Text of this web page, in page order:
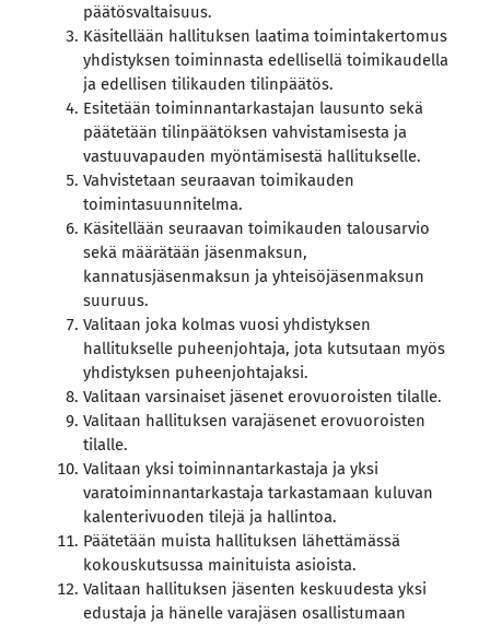
päätösvaltaisuus.
Käsitellään hallituksen laatima toimintakertomus
yhdistyksen toiminnasta edellisellä toimikaudella
ja edellisen tilikauden tilinpäätös.
Esitetään toiminnantarkastajan lausunto sekä
päätetään tilinpäätöksen vahvistamisesta ja
vastuuvapauden myöntämisestä hallitukselle.
Vahvistetaan seuraavan toimikauden
toimintasuunnitelma.
Käsitellään seuraavan toimikauden talousarvio
sekä määrätään jäsenmaksun,
kannatusjäsenmaksun ja yhteisöjäsenmaksun
suuruus.
Valitaan joka kolmas vuosi yhdistyksen
hallitukselle puheenjohtaja, jota kutsutaan myös
yhdistyksen puheenjohtajaksi.
Valitaan varsinaiset jäsenet erovuoroisten tilalle.
Valitaan hallituksen varajäsenet erovuoroisten
tilalle.
Valitaan yksi toiminnantarkastaja ja yksi
varatoiminnantarkastaja tarkastamaan kuluvan
kalenterivuoden tilejä ja hallintoa.
Päätetään muista hallituksen lähettämässä
kokouskutsussa mainituista asioista.
Valitaan hallituksen jäsenten keskuudesta yksi
edustaja ja hänelle varajäsen osallistumaan